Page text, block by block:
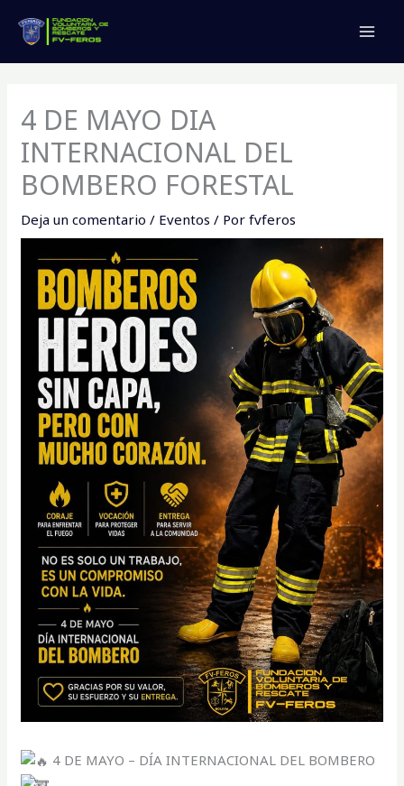
4 DE MAYO DIA
INTERNACIONAL DEL
BOMBERO FORESTAL
Deja un comentario / Eventos / Porfvferos
4 DE MAYO – DÍA INTERNACIONAL DEL BOMBERO